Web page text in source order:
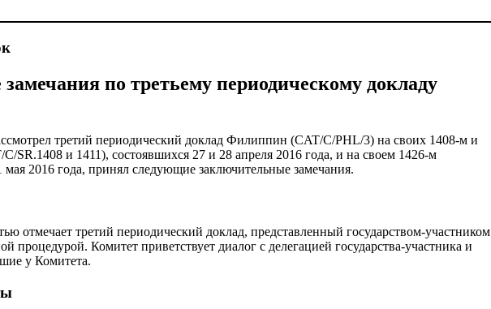
по третьему периодическому докладу
третий периодический доклад Филиппин (CAT/C/PHL/3) на своих 1408-м и
SR.1408 и 1411), состоявшихся 27 и 28 апреля 2016 года, и на своем 1426-м
мая 2016 года, принял следующие заключительные замечания.
отмечает третий периодический доклад, представленный государством-участником
процедурой. Комитет приветствует диалог с делегацией государства-участника и
у Комитета.